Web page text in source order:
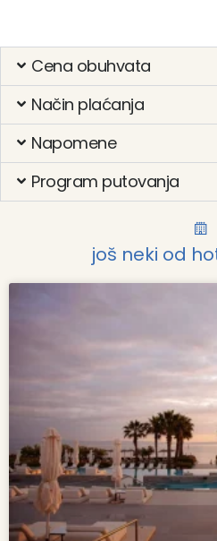
Cena obuhvata
Način plaćanja
Napomene
Program putovanja
još neki od